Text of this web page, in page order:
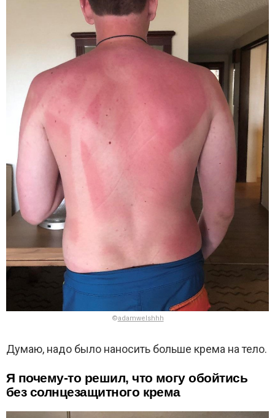
©adamwelshhh
Думаю, надо было наносить больше крема на тело.
Я почему-то решил, что могу обойтись
без солнцезащитного крема